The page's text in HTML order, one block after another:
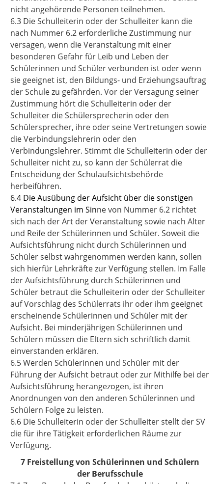
nicht angehörende Personen teilnehmen.
6.3 Die Schulleiterin oder der Schulleiter kann die
nach Nummer 6.2 erforderliche Zustimmung nur
versagen, wenn die Veranstaltung mit einer
besonderen Gefahr für Leib und Leben der
Schülerinnen und Schüler verbunden ist oder wenn
sie geeignet ist, den Bildungs- und Erziehungsauftrag
der Schule zu gefährden. Vor der Versagung seiner
Zustimmung hört die Schulleiterin oder der
Schulleiter die Schülersprecherin oder den
Schülersprecher, ihre oder seine Vertretungen sowie
die Verbindungslehrerin oder den
Verbindungslehrer. Stimmt die Schulleiterin oder der
Schulleiter nicht zu, so kann der Schülerrat die
Entscheidung der Schulaufsichtsbehörde
herbeiführen.
6.4 Die Ausübung der Aufsicht über die sonstigen
Veranstaltungen im Sinne von Nummer 6.2 richtet
sich nach der Art der Veranstaltung sowie nach Alter
und Reife der Schülerinnen und Schüler. Soweit die
Aufsichtsführung nicht durch Schülerinnen und
Schüler selbst wahrgenommen werden kann, sollen
sich hierfür Lehrkräfte zur Verfügung stellen. Im Falle
der Aufsichtsführung durch Schülerinnen und
Schüler betraut die Schulleiterin oder der Schulleiter
auf Vorschlag des Schülerrats ihr oder ihm geeignet
erscheinende Schülerinnen und Schüler mit der
Aufsicht. Bei minderjährigen Schülerinnen und
Schülern müssen die Eltern sich schriftlich damit
einverstanden erklären.
6.5 Werden Schülerinnen und Schüler mit der
Führung der Aufsicht betraut oder zur Mithilfe bei der
Aufsichtsführung herangezogen, ist ihren
Anordnungen von den anderen Schülerinnen und
Schülern Folge zu leisten.
6.6 Die Schulleiterin oder der Schulleiter stellt der SV
die für ihre Tätigkeit erforderlichen Räume zur
Verfügung.
7 Freistellung von Schülerinnen und Schülern
der Berufsschule